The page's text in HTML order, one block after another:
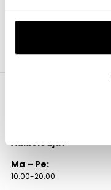
Aukioloajat
Ma – Pe:
10:00-20:00